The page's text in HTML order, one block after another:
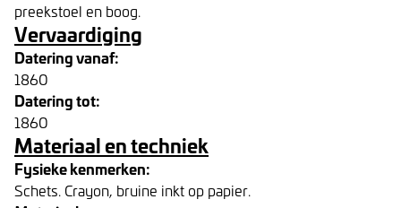
preekstoel en boog.
Vervaardiging
Datering vanaf:
1860
Datering tot:
1860
Materiaal en techniek
Fysieke kenmerken:
Schets. Crayon, bruine inkt op papier.